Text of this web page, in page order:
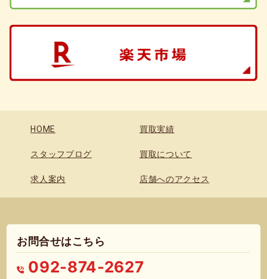
HOME 買取実績
スタッフブログ 買取について
求人案内 店舗へのアクセス
お問合せはこちら
092-874-2627